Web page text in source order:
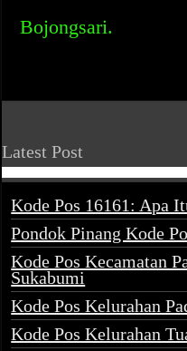
Bojongsari.
Latest Post
Kode Pos 16161: Apa
Pondok Pinang Kode
Kode Pos Kecamatan
Sukabumi
Kode Pos Kelurahan
Kode Pos Kelurahan